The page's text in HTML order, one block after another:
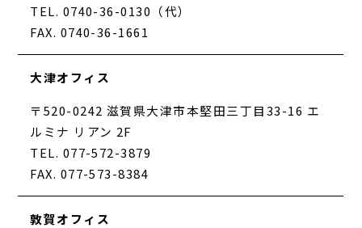
TEL. 0740-36-0130（代）
FAX. 0740-36-1661
大津オフィス
〒520-0242 滋賀県大津市本堅田三丁目33-16 エ
ルミナ リアン 2F
TEL. 077-572-3879
FAX. 077-573-8384
敦賀オフィス